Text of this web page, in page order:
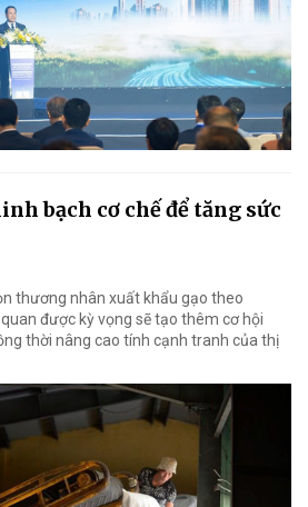
bạch cơ chế để tăng sức
thương nhân xuất khẩu gạo theo
được kỳ vọng sẽ tạo thêm cơ hội
thời nâng cao tính cạnh tranh của thị